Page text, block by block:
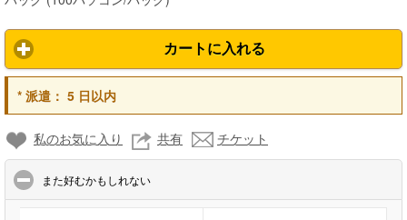
カートに入れる
*派遣： 5 日以内
私のお気に入り 共有 チケット
また好むかもしれない